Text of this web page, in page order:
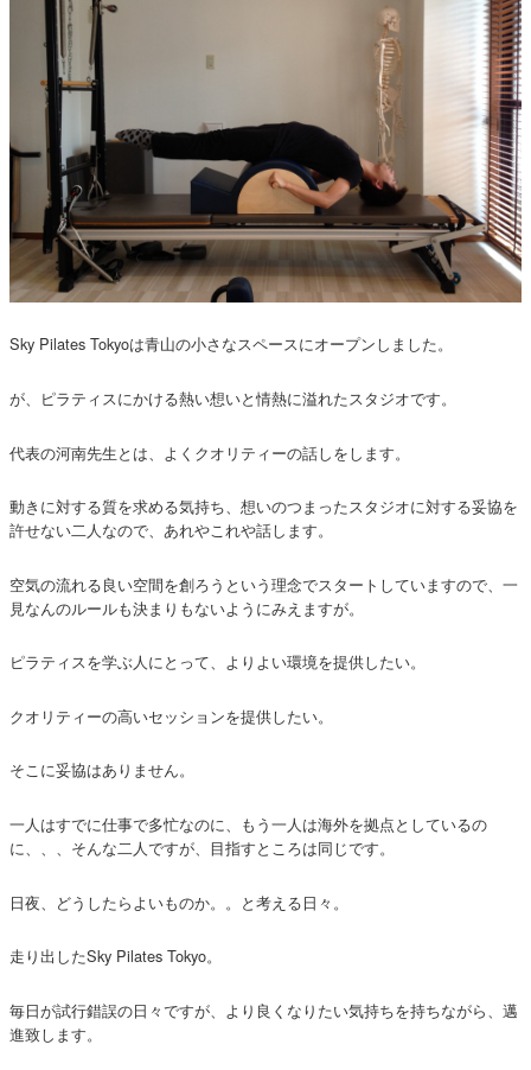
Sky Pilates Tokyoは青山の小さなスペースにオープンしました。
が、ピラティスにかける熱い想いと情熱に溢れたスタジオです。
代表の河南先生とは、よくクオリティーの話しをします。
動きに対する質を求める気持ち、想いのつまったスタジオに対する妥協を
許せない二人なので、あれやこれや話します。
空気の流れる良い空間を創ろうという理念でスタートしていますので、一
見なんのルールも決まりもないようにみえますが。
ピラティスを学ぶ人にとって、よりよい環境を提供したい。
クオリティーの高いセッションを提供したい。
そこに妥協はありません。
一人はすでに仕事で多忙なのに、もう一人は海外を拠点としているの
に、、、そんな二人ですが、目指すところは同じです。
日夜、どうしたらよいものか。。と考える日々。
走り出したSky Pilates Tokyo。
毎日が試行錯誤の日々ですが、より良くなりたい気持ちを持ちながら、邁
進致します。